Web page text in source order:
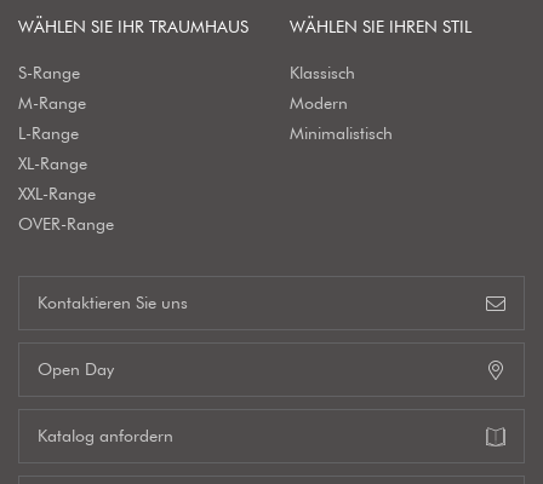
WÄHLEN SIE IHR TRAUMHAUS
S-Range
M-Range
L-Range
XL-Range
XXL-Range
OVER-Range
WÄHLEN SIE IHREN STIL
Klassisch
Modern
Minimalistisch
Kontaktieren Sie uns
Open Day
Katalog anfordern